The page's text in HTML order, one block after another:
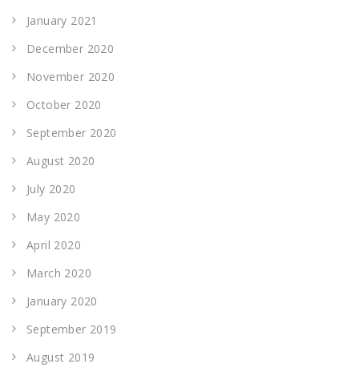
January 2021
December 2020
November 2020
October 2020
September 2020
August 2020
July 2020
May 2020
April 2020
March 2020
January 2020
September 2019
August 2019